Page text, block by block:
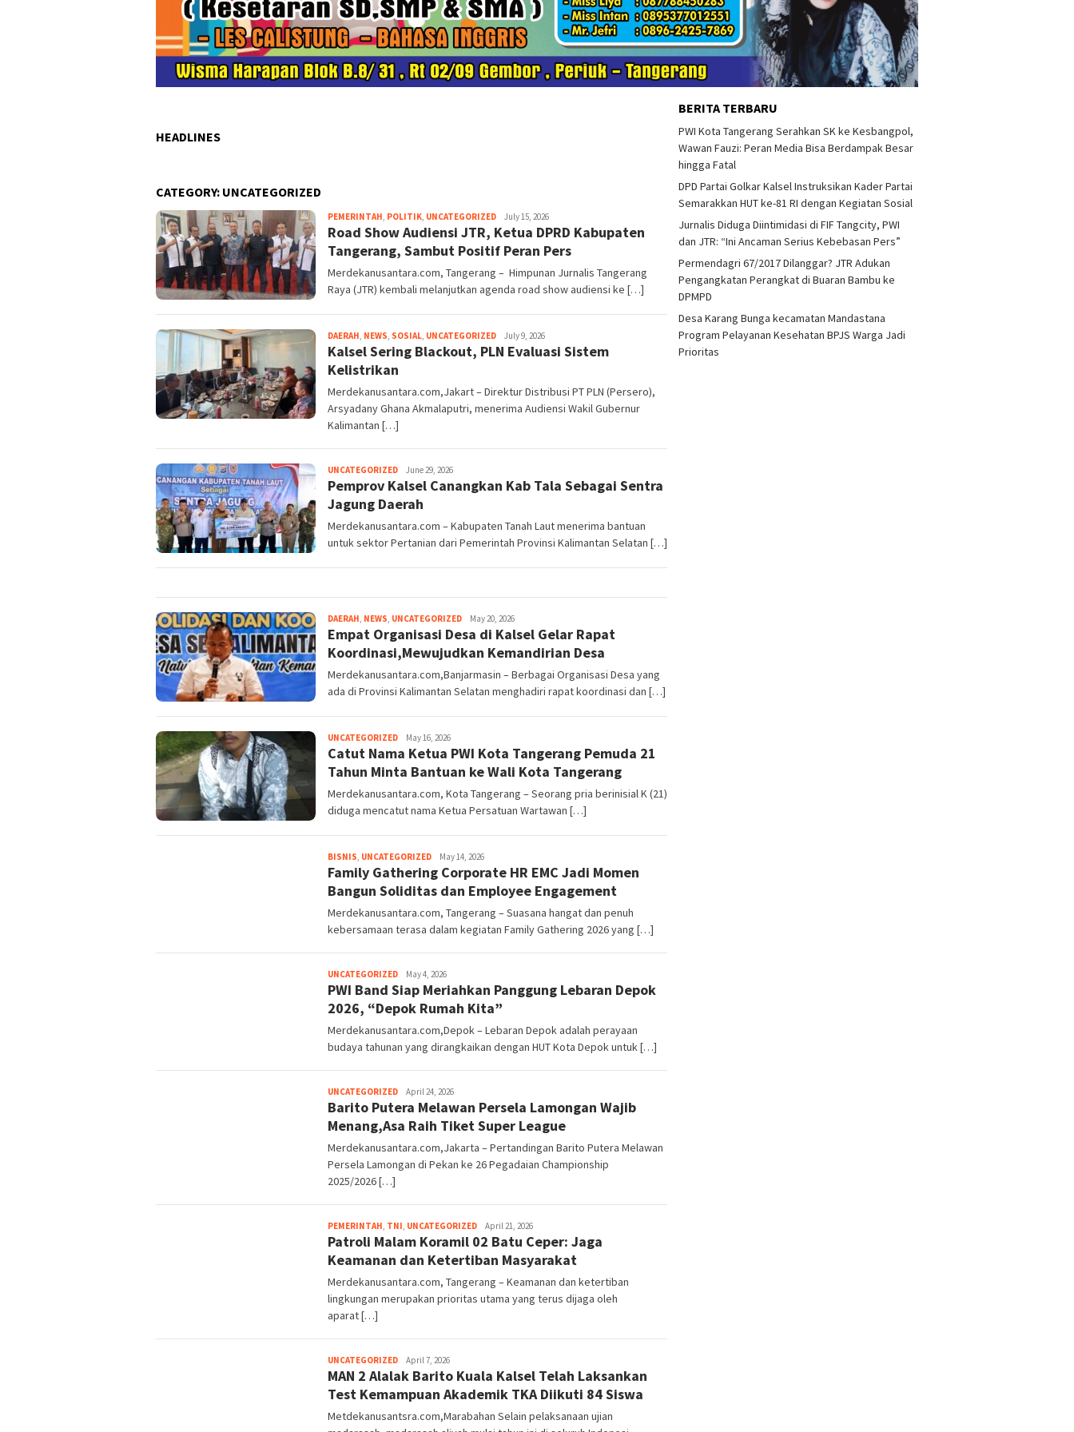
HEADLINES
CATEGORY: UNCATEGORIZED
PEMERINTAH POLITIK UNCATEGORIZED Emguslim
July 15, 2026
Road Show Audiensi JTR, Ketua DPRD Kabupaten
Tangerang, Sambut Positif Peran Pers
Merdekanusantara.com, Tangerang – Himpunan Jurnalis Tangerang
Raya (JTR) kembali melanjutkan agenda road show audiensi ke […]
DAERAH NEWS SOSIAL UNCATEGORIZED Indra
Samsudin
July 9, 2026
Kalsel Sering Blackout, PLN Evaluasi Sistem
Kelistrikan
Merdekanusantara.com,Jakart – Direktur Distribusi PT PLN (Persero),
Arsyadany Ghana Akmalaputri, menerima Audiensi Wakil Gubernur
Kalimantan […]
UNCATEGORIZED Indra
Samsudin
June 29, 2026
Pemprov Kalsel Canangkan Kab Tala Sebagai Sentra
Jagung Daerah
Merdekanusantara.com – Kabupaten Tanah Laut menerima bantuan
untuk sektor Pertanian dari Pemerintah Provinsi Kalimantan Selatan […]
DAERAH NEWS UNCATEGORIZED Indra
Samsudin
May 20, 2026
Empat Organisasi Desa di Kalsel Gelar Rapat
Koordinasi,Mewujudkan Kemandirian Desa
Merdekanusantara.com,Banjarmasin – Berbagai Organisasi Desa yang
ada di Provinsi Kalimantan Selatan menghadiri rapat koordinasi dan […]
UNCATEGORIZED Emguslim
May 16, 2026
Catut Nama Ketua PWI Kota Tangerang Pemuda 21
Tahun Minta Bantuan ke Wali Kota Tangerang
Merdekanusantara.com, Kota Tangerang – Seorang pria berinisial K (21)
diduga mencatut nama Ketua Persatuan Wartawan […]
BISNIS UNCATEGORIZED Emguslim
May 14, 2026
Family Gathering Corporate HR EMC Jadi Momen
Bangun Soliditas dan Employee Engagement
Merdekanusantara.com, Tangerang – Suasana hangat dan penuh
kebersamaan terasa dalam kegiatan Family Gathering 2026 yang […]
UNCATEGORIZED Indra
Samsudin
Noor
May 4, 2026
PWI Band Siap Meriahkan Panggung Lebaran Depok
2026, “Depok Rumah Kita”
Merdekanusantara.com,Depok – Lebaran Depok adalah perayaan
budaya tahunan yang dirangkaikan dengan HUT Kota Depok untuk […]
UNCATEGORIZED Indra
Samsudin
April 24, 2026
Barito Putera Melawan Persela Lamongan Wajib
Menang,Asa Raih Tiket Super League
Merdekanusantara.com,Jakarta – Pertandingan Barito Putera Melawan
Persela Lamongan di Pekan ke 26 Pegadaian Championship
2025/2026 […]
PEMERINTAH TNI UNCATEGORIZED Emguslim
April 21, 2026
Patroli Malam Koramil 02 Batu Ceper: Jaga
Keamanan dan Ketertiban Masyarakat
Merdekanusantara.com, Tangerang – Keamanan dan ketertiban
lingkungan merupakan prioritas utama yang terus dijaga oleh
aparat […]
UNCATEGORIZED Indra
Samsudin
April 7, 2026
MAN 2 Alalak Barito Kuala Kalsel Telah Laksankan
Test Kemampuan Akademik TKA Diikuti 84 Siswa
Metdekanusantsra.com,Marabahan Selain pelaksanaan ujian
BERITA TERBARU
PWI Kota Tangerang Serahkan SK ke Kesbangpol,
Wawan Fauzi: Peran Media Bisa Berdampak Besar
hingga Fatal
DPD Partai Golkar Kalsel Instruksikan Kader Partai
Semarakkan HUT ke-81 RI dengan Kegiatan Sosial
Jurnalis Diduga Diintimidasi di FIF Tangcity, PWI
dan JTR: “Ini Ancaman Serius Kebebasan Pers”
Permendagri 67/2017 Dilanggar? JTR Adukan
Pengangkatan Perangkat di Buaran Bambu ke
DPMPD
Desa Karang Bunga kecamatan Mandastana
Program Pelayanan Kesehatan BPJS Warga Jadi
Prioritas